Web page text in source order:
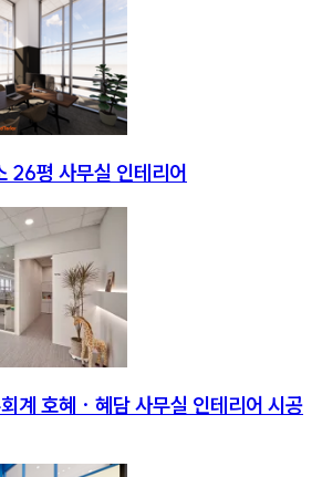
26평 사무실 인테리어
계 호혜 · 혜담 사무실 인테리어 시공